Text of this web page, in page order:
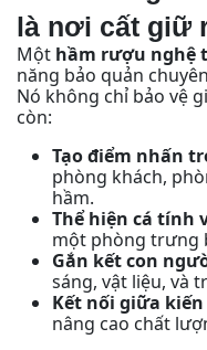
là nơi cất giữ
Một hầm rượu nghệ
năng bảo quản
Nó không chỉ bảo vệ
còn:
Tạo điểm nhấn
phòng khách,
hầm.
Thể hiện cá tính
một phòng trưng
Gắn kết con
sáng, vật liệu, và
Kết nối giữa
nâng cao chất